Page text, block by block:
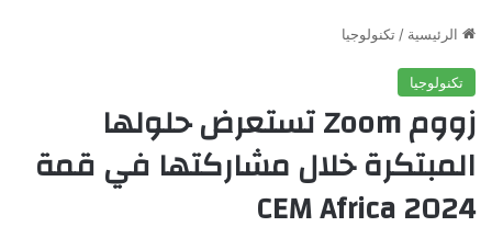
الرئيسية / تكنولوجيا
تكنولوجيا
زووم Zoom تستعرض حلولها
المبتكرة خلال مشاركتها في قمة
CEM Africa 2024